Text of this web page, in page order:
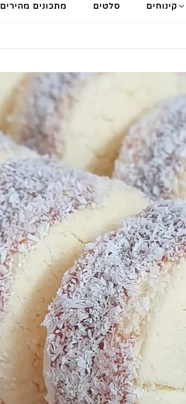
קינוחים סלטים מתכונים מהירים